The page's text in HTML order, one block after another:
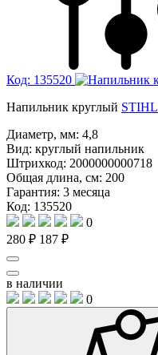
Код: 135520
Напильник круглый STIHL
Диаметр, мм: 4,8
Вид: круглый напильник
Штрихкод: 2000000000718
Общая длина, см: 200
Гарантия: 3 месяца
Код: 135520
0
280 ₽ 187 ₽
в наличии
0